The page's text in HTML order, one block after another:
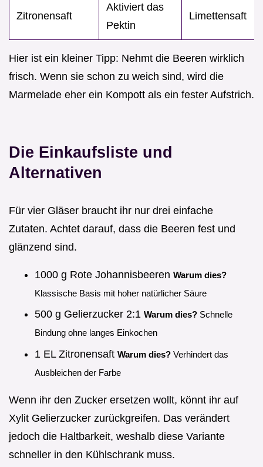
Zitronensaft
Aktiviert das
Pektin
Limettensaft
Hier ist ein kleiner Tipp: Nehmt die Beeren wirklich
frisch. Wenn sie schon zu weich sind, wird die
Marmelade eher ein Kompott als ein fester Aufstrich.
Die Einkaufsliste und
Alternativen
Für vier Gläser braucht ihr nur drei einfache
Zutaten. Achtet darauf, dass die Beeren fest und
glänzend sind.
1000 g Rote Johannisbeeren Warum dies?
Klassische Basis mit hoher natürlicher Säure
500 g Gelierzucker 2:1 Warum dies? Schnelle
Bindung ohne langes Einkochen
1 EL Zitronensaft Warum dies? Verhindert das
Ausbleichen der Farbe
Wenn ihr den Zucker ersetzen wollt, könnt ihr auf
Xylit Gelierzucker zurückgreifen. Das verändert
jedoch die Haltbarkeit, weshalb diese Variante
schneller in den Kühlschrank muss.